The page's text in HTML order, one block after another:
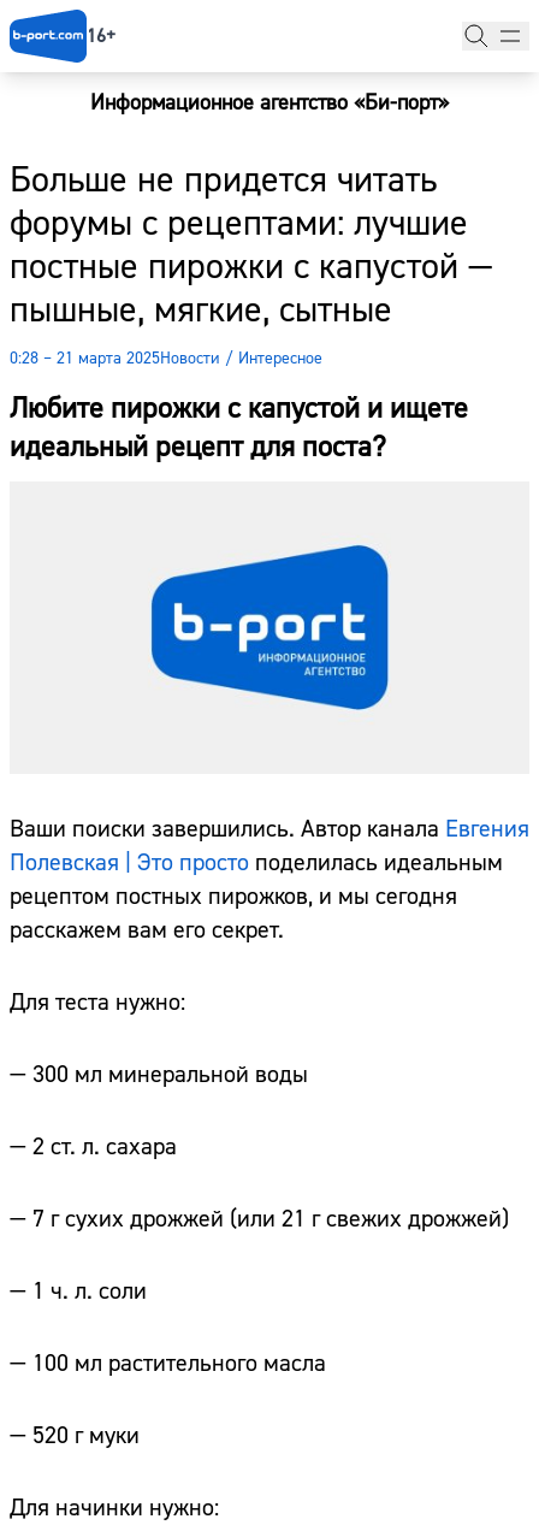
16+
Информационное агентство «Би-порт»
Больше не придется читать
форумы с рецептами: лучшие
постные пирожки с капустой —
пышные, мягкие, сытные
0:28 – 21 марта 2025Новости / Интересное
Любите пирожки с капустой и ищете
идеальный рецепт для поста?
Ваши поиски завершились. Автор канала Евгения
Полевская | Это просто поделилась идеальным
рецептом постных пирожков, и мы сегодня
расскажем вам его секрет.
Для теста нужно:
— 300 мл минеральной воды
— 2 ст. л. сахара
— 7 г сухих дрожжей (или 21 г свежих дрожжей)
— 1 ч. л. соли
— 100 мл растительного масла
— 520 г муки
Для начинки нужно:
Новости
Наши гости
Фоторепортажи
Погода
Курсы валют